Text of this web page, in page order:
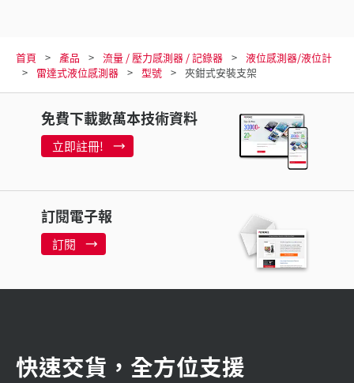
首頁 產品 流量 / 壓力感測器 / 記錄器
液位感測器/液位計
雷達式液位感測器
型號 夾鉗式安裝支架
免費下載數萬本技術資料
立即註冊!
訂閱電子報
訂閱
快速交貨，全方位支援